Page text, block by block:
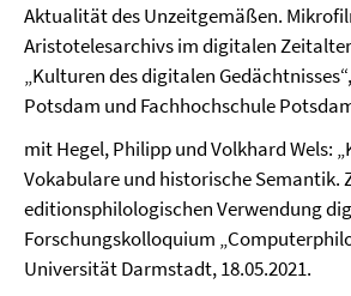
Aktualität des Unzeitgemäßen.
Aristotelesarchivs im digitalen
„Kulturen des digitalen
Potsdam und Fachhochschule
mit Hegel, Philipp und Volkhard Wels:
Vokabulare und historische Semantik.
editionsphilologischen Verwendung
Forschungskolloquium
Universität Darmstadt, 18.05.2021.